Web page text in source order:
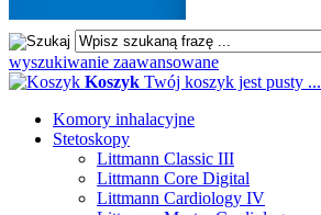
wyszukiwanie zaawansowane
Koszyk Twój koszyk jest pusty ...
Komory inhalacyjne
Stetoskopy
Littmann Classic III
Littmann Core Digital
Littmann Cardiology IV